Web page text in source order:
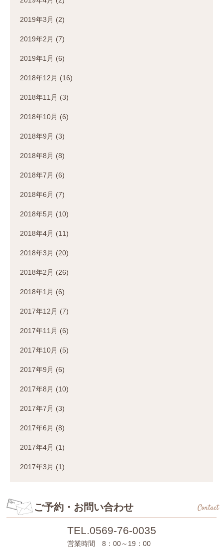
2019年3月 (2)
2019年2月 (7)
2019年1月 (6)
2018年12月 (16)
2018年11月 (3)
2018年10月 (6)
2018年9月 (3)
2018年8月 (8)
2018年7月 (6)
2018年6月 (7)
2018年5月 (10)
2018年4月 (11)
2018年3月 (20)
2018年2月 (26)
2018年1月 (6)
2017年12月 (7)
2017年11月 (6)
2017年10月 (5)
2017年9月 (6)
2017年8月 (10)
2017年7月 (3)
2017年6月 (8)
2017年4月 (1)
2017年3月 (1)
ご予約・お問い合わせ Contact
TEL.0569-76-0035
営業時間 8：00～19：00